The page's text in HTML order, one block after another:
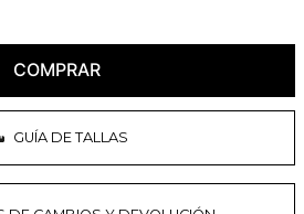
COMPRAR
GUÍA DE TALLAS